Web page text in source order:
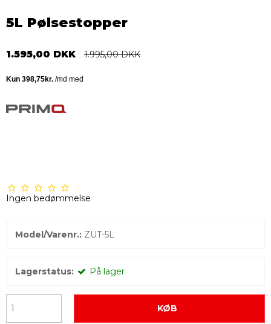
5L Pølsestopper
1.595,00 DKK 1.995,00 DKK
Ingen bedømmelse
Model/Varenr.: ZUT-5L
Lagerstatus: På lager
KØB